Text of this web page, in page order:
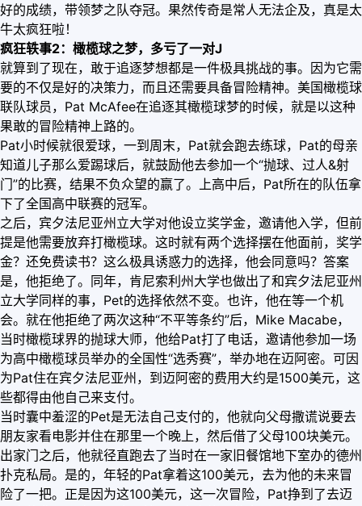
好的成绩，带领梦之队夺冠。果然传奇是常人无法企及，真是太
牛太疯狂啦！
疯狂轶事2：橄榄球之梦，多亏了一对J
就算到了现在，敢于追逐梦想都是一件极具挑战的事。因为它需
要的不仅是好的决策力，而且还需要具备冒险精神。美国橄榄球
联队球员，Pat McAfee在追逐其橄榄球梦的时候，就是以这种
果敢的冒险精神上路的。
Pat小时候就很爱球，一到周末，Pat就会跑去练球，Pat的母亲
知道儿子那么爱踢球后，就鼓励他去参加一个“抛球、过人&射
门”的比赛，结果不负众望的赢了。上高中后，Pat所在的队伍拿
下了全国高中联赛的冠军。
之后，宾夕法尼亚州立大学对他设立奖学金，邀请他入学，但前
提是他需要放弃打橄榄球。这时就有两个选择摆在他面前，奖学
金？还免费读书？这么极具诱惑力的选择，他会同意吗？答案
是，他拒绝了。同年，肯尼索利州大学也做出了和宾夕法尼亚州
立大学同样的事，Pet的选择依然不变。也许，他在等一个机
会。就在他拒绝了两次这种“不平等条约”后，Mike Macabe，
当时橄榄球界的抛球大师，他给Pat打了电话，邀请他参加一场
为高中橄榄球员举办的全国性“选秀赛”，举办地在迈阿密。可因
为Pat住在宾夕法尼亚州，到迈阿密的费用大约是1500美元，这
些都得由他自己来支付。
当时囊中羞涩的Pet是无法自己支付的，他就向父母撒谎说要去
朋友家看电影并住在那里一个晚上，然后借了父母100块美元。
出家门之后，他就径直跑去了当时在一家旧餐馆地下室办的德州
扑克私局。是的，年轻的Pat拿着这100美元，去为他的未来冒
险了一把。正是因为这100美元，这一次冒险，Pat挣到了去迈